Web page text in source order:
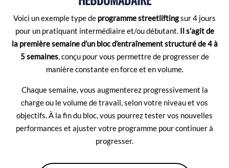
Voici un exemple type de programme streetliftingsur 4 jours
pour un pratiquant intermédiaire et/ou débutant. Il s’agit de
la première semaine d’un bloc d’entraînement structuré de 4 à
5 semaines, conçu pour vous permettre de progresser de
manière constante en force et en volume.
Chaque semaine, vous augmenterez progressivement la
charge ou le volume de travail, selon votre niveau et vos
objectifs. À la fin du bloc, vous pourrez tester vos nouvelles
performances et ajuster votre programme pour continuer à
progresser.